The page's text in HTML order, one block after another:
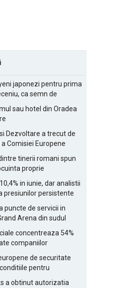
japonezi pentru prima
ca semn de
sau hotel din Oradea
Dezvoltare a trecut de
Comisiei Europene
tinerii romani spun
proprie
in iunie, dar analistii
presiunilor persistente
puncte de servicii in
Arena din sudul
concentreaza 54%
companiilor
de securitate
pentru
a obtinut autorizatia